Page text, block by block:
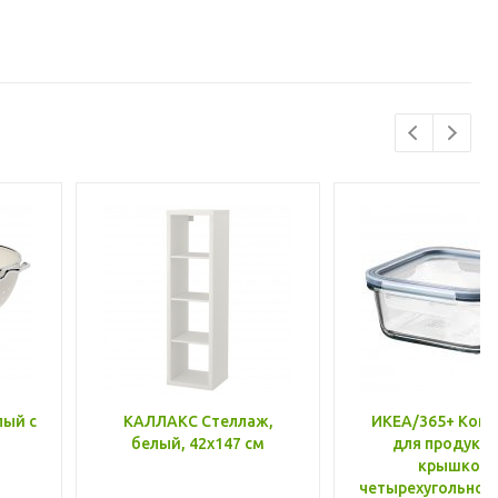
с
КАЛЛАКС Стеллаж,
белый, 42x147 см
ИКЕА/365+
для
крышкой,